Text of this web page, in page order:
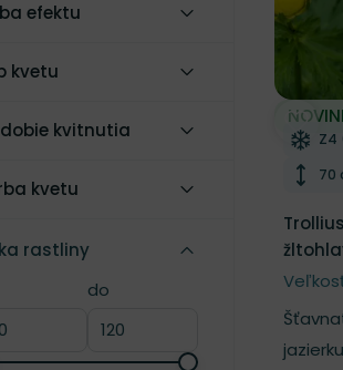
efektu
kvetu
kvitnutia
kvetu
rastliny
rastliny
rastliny
do
Z4
70